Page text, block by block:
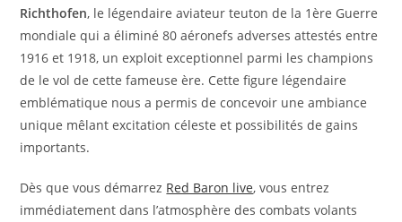
Richthofen, le légendaire aviateur teuton de la 1ère Guerre
mondiale qui a éliminé 80 aéronefs adverses attestés entre
1916 et 1918, un exploit exceptionnel parmi les champions
de le vol de cette fameuse ère. Cette figure légendaire
emblématique nous a permis de concevoir une ambiance
unique mêlant excitation céleste et possibilités de gains
importants.
Dès que vous démarrez Red Baron live, vous entrez
immédiatement dans l’atmosphère des combats volants